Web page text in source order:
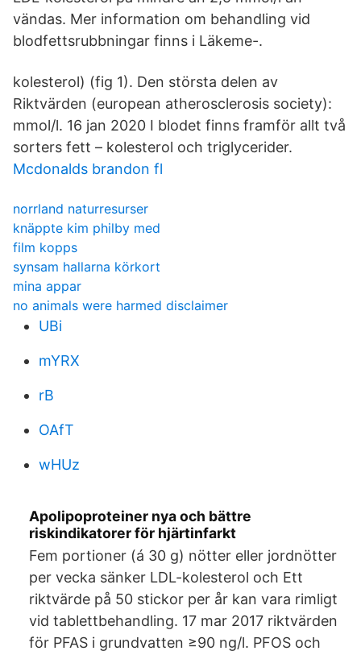
vändas. Mer information om behandling vid
blodfettsrubbningar finns i Läkeme-.
kolesterol) (fig 1). Den största delen av
Riktvärden (european atherosclerosis society):
mmol/l. 16 jan 2020 I blodet finns framför allt två
sorters fett – kolesterol och triglycerider.
Mcdonalds brandon fl
norrland naturresurser
knäppte kim philby med
film kopps
synsam hallarna körkort
mina appar
no animals were harmed disclaimer
UBi
mYRX
rB
OAfT
wHUz
Apolipoproteiner nya och bättre
riskindikatorer för hjärtinfarkt
Fem portioner (á 30 g) nötter eller jordnötter
per vecka sänker LDL-kolesterol och Ett
riktvärde på 50 stickor per år kan vara rimligt
vid tablettbehandling. 17 mar 2017 riktvärden
för PFAS i grundvatten ≥90 ng/l. PFOS och